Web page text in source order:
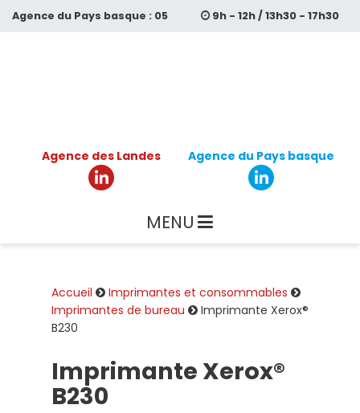
AllerAgence du Pays basque : 05 9h - 12h / 13h30 - 17h30
Agence des Landes Agence du Pays basque
MENU
Accueil
Imprimantes et consommables
Imprimantes de bureau
Imprimante Xerox®
B230
Imprimante Xerox®
B230